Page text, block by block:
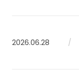
2026.06.28